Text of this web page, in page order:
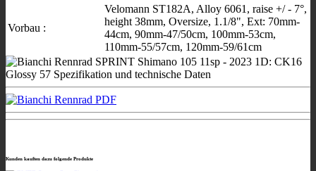
Vorbau :
Velomann ST182A, Alloy 6061, raise +/ - 7°,
height 38mm, Oversize, 1.1/8", Ext: 70mm-
44cm, 90mm-47/50cm, 100mm-53cm,
110mm-55/57cm, 120mm-59/61cm
Kunden kauften dazu folgende Produkte